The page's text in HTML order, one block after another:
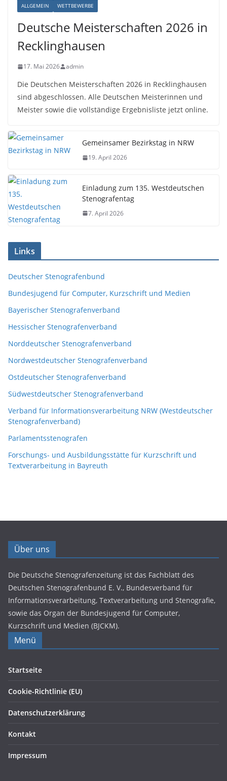
ALLGEMEIN WETTBEWERBE
Deutsche Meisterschaften 2026 in
Recklinghausen
17. Mai 2026 admin
Die Deutschen Meisterschaften 2026 in Recklinghausen
sind abgeschlossen. Alle Deutschen Meisterinnen und
Meister sowie die vollständige Ergebnisliste jetzt online.
Gemeinsamer Bezirkstag in NRW
19. April 2026
Einladung zum 135. Westdeutschen
Stenografentag
7. April 2026
Links
Deutscher Stenografenbund
Bundesjugend für Computer, Kurzschrift und Medien
Bayerischer Stenografenverband
Hessischer Stenografenverband
Norddeutscher Stenografenverband
Nordwestdeutscher Stenografenverband
Ostdeutscher Stenografenverband
Südwestdeutscher Stenografenverband
Verband für Informationsverarbeitung NRW (Westdeutscher
Stenografenverband)
Parlamentsstenografen
Forschungs- und Ausbildungsstätte für Kurzschrift und
Textverarbeitung in Bayreuth
Über uns
Die Deutsche Stenografenzeitung ist das Fachblatt des
Deutschen Stenografenbund E. V., Bundesverband für
Informationsverarbeitung, Textverarbeitung und Stenografie,
sowie das Organ der Bundesjugend für Computer,
Kurzschrift und Medien (BJCKM).
Menü
Startseite
Cookie-Richtlinie (EU)
Datenschutzerklärung
Kontakt
Impressum